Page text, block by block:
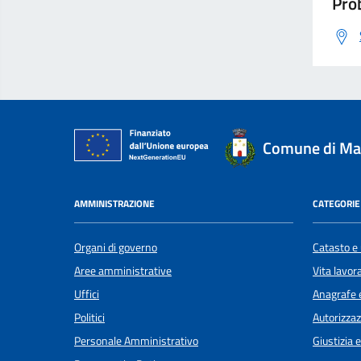
Comune di
AMMINISTRAZIONE
Organi di governo
Aree amministrative
Uffici
Politici
Personale Amministrativo
Catasto
Vita
Anagrafe
Giustizia